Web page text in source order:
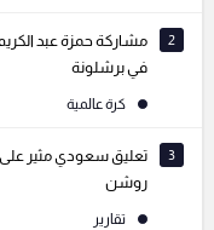
2
مشاركة حمزة عبد
في برشلونة
كرة عالمية
3
تعليق سعودي مثير
روشن
تقارير